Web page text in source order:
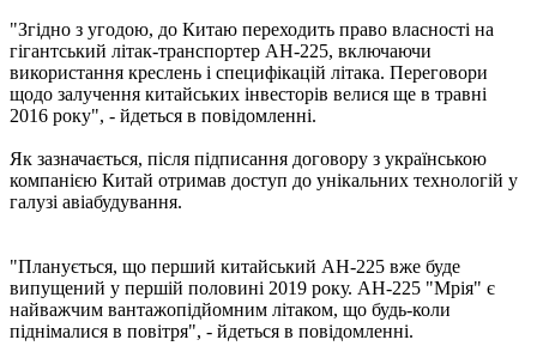
"Згідно з угодою, до Китаю переходить право власності на
гігантський літак-транспортер АН-225, включаючи
використання креслень і специфікацій літака. Переговори
щодо залучення китайських інвесторів велися ще в травні
2016 року", - йдеться в повідомленні.
Як зазначається, після підписання договору з українською
компанією Китай отримав доступ до унікальних технологій у
галузі авіабудування.
"Планується, що перший китайський АН-225 вже буде
випущений у першій половині 2019 року. АН-225 "Мрія" є
найважчим вантажопідйомним літаком, що будь-коли
піднімалися в повітря", - йдеться в повідомленні.